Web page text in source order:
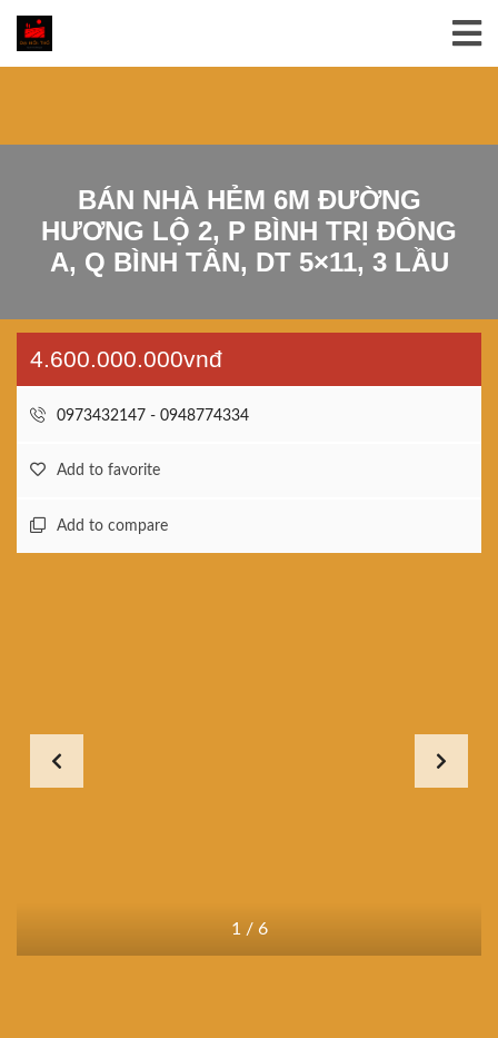
BÁN NHÀ HẺM 6M ĐƯỜNG
HƯƠNG LỘ 2, P BÌNH TRỊ ĐÔNG
A, Q BÌNH TÂN, DT 5×11, 3 LẦU
4.600.000.000vnđ
0973432147 - 0948774334
Add to favorite
Add to compare
1 / 6